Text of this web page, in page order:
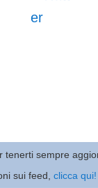
tenerti sempre
sui feed, clicca qui!